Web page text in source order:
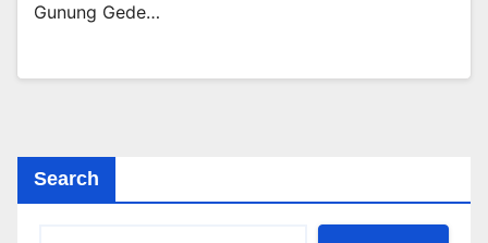
Gunung Gede…
Search